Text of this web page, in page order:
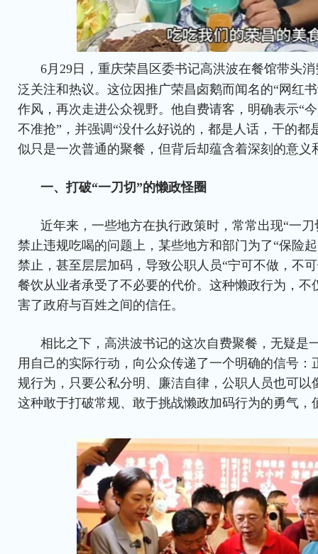
6月29日，重庆荣昌区委书记高洪波在餐馆带头
泛关注和热议。这位因推广荣昌卤鹅而闻名的“网红
作风，再次走进公众视野。他自费请客，明确表示“
不准抢”，并强调“没什么好说的，都是人话，干的都
似只是一次普通的聚餐，但背后却蕴含着深刻的意义
一、打破“一刀切”的懒政怪圈
近年来，一些地方在执行政策时，常常出现“一
禁止违规吃喝的问题上，某些地方和部门为了“保险
禁止，甚至层层加码，导致公职人员“宁可不做，不
餐饮从业者承受了不必要的代价。这种懒政行为，不
害了政府与百姓之间的信任。
相比之下，高洪波书记的这次自费聚餐，无疑是
用自己的实际行动，向公众传递了一个明确的信号：
规行为，只要公私分明、廉洁自律，公职人员也可以
这种敢于打破常规、敢于挑战懒政加码行为的勇气，